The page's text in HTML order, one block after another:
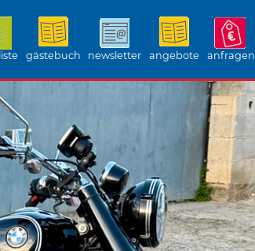
gästebuch newsletter angebote anfragen